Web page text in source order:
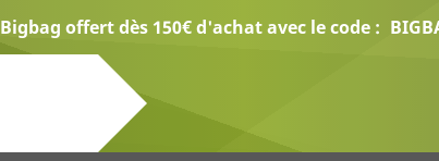
Bigbag offert dès 150€ d'achat avec le code :